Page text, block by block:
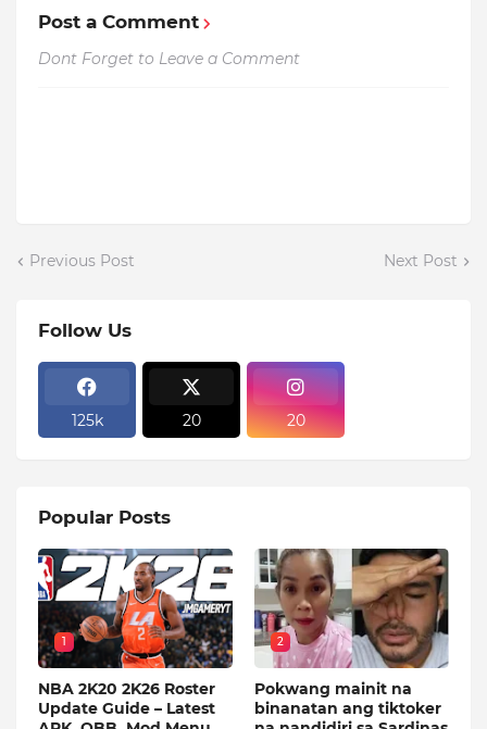
Post a Comment
Dont Forget to Leave a Comment
Previous Post Next Post
Follow Us
125k 20 20
Popular Posts
1
NBA 2K20 2K26 Roster
Update Guide – Latest
2
Pokwang mainit na
binanatan ang tiktoker